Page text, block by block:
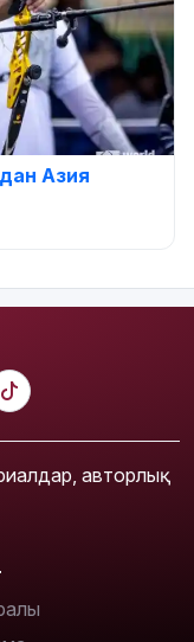
Азия
авторлық